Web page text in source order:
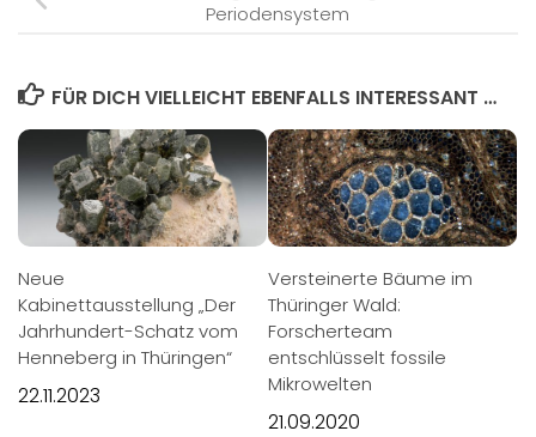
Periodensystem
FÜR DICH VIELLEICHT EBENFALLS INTERESSANT …
Neue
Kabinettausstellung „Der
Jahrhundert-Schatz vom
Henneberg in Thüringen“
22.11.2023
Versteinerte Bäume im
Thüringer Wald:
Forscherteam
entschlüsselt fossile
Mikrowelten
21.09.2020